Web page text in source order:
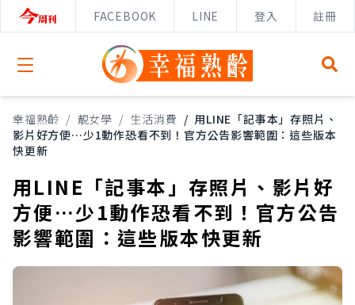
FACEBOOK LINE 登入 註冊
Open menu
幸福熟齡 / 靚女學 / 生活消費 / 用LINE「記事本」存照片、
影片好方便…少1動作恐看不到！官方公告影響範圍：這些版本
快更新
用LINE「記事本」存照片、影片好
方便…少1動作恐看不到！官方公告
影響範圍：這些版本快更新